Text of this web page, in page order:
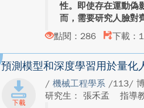
性。即使存在運動偽
而，需要研究人臉對
點閱：286
下載：
預測模型和深度學習用於量化
/ 機械工程學系 /113/
研究生： 張禾孟
指導